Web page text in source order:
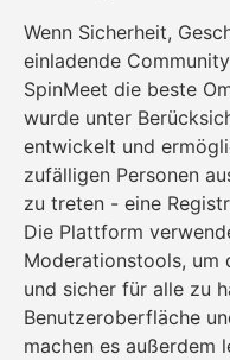
Wenn Sicherheit,
einladende
SpinMeet die beste
wurde unter
entwickelt und
zufälligen Personen
zu treten - eine
Die Plattform
Moderationstools, um
und sicher für alle zu
Benutzeroberfläche
machen es außerdem